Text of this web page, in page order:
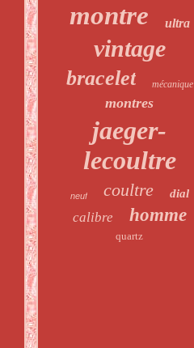
montre ultra
vintage
bracelet mécanique
montres
jaeger-
lecoultre
neuf coultre dial
calibre homme
quartz